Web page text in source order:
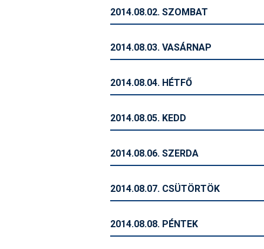
2014.08.02. SZOMBAT
2014.08.03. VASÁRNAP
2014.08.04. HÉTFŐ
2014.08.05. KEDD
2014.08.06. SZERDA
2014.08.07. CSÜTÖRTÖK
2014.08.08. PÉNTEK